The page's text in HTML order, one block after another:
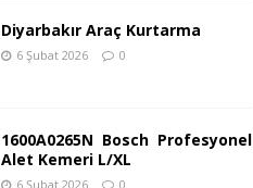
Diyarbakır Araç Kurtarma
6 Şubat 2026 0
1600A0265N Bosch Profesyonel
Alet Kemeri L/XL
6 Şubat 2026 0